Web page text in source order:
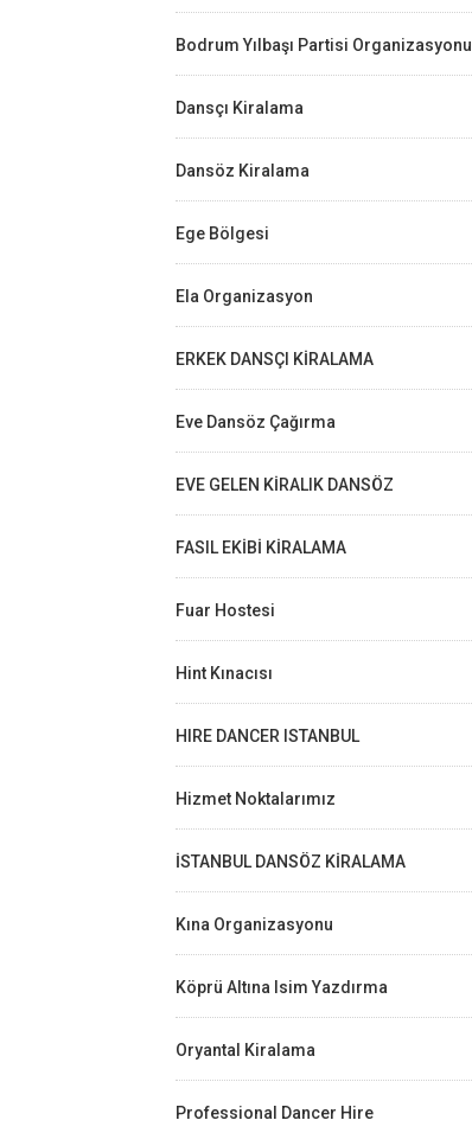
Bodrum Yılbaşı Partisi Organizasyonu
Dansçı Kiralama
Dansöz Kiralama
Ege Bölgesi
Ela Organizasyon
ERKEK DANSÇI KİRALAMA
Eve Dansöz Çağırma
EVE GELEN KİRALIK DANSÖZ
FASIL EKİBİ KİRALAMA
Fuar Hostesi
Hint Kınacısı
HIRE DANCER ISTANBUL
Hizmet Noktalarımız
İSTANBUL DANSÖZ KİRALAMA
Kına Organizasyonu
Köprü Altına Isim Yazdırma
Oryantal Kiralama
Professional Dancer Hire